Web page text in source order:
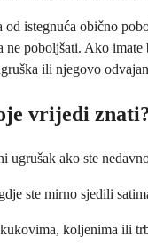
istegnuća obično
ne poboljšati. Ako
ili njegovo
vrijedi
ugrušak ako ste
ste mirno sjedili
koljenima ili